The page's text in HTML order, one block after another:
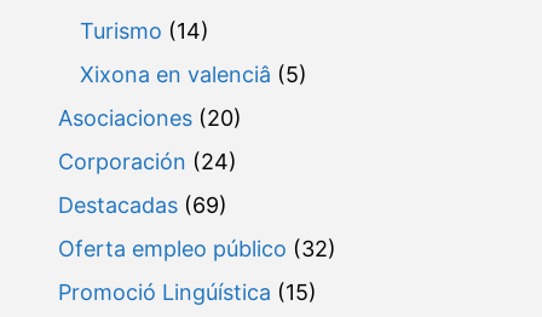
Turismo (14)
Xixona en valenciâ (5)
Asociaciones (20)
Corporación (24)
Destacadas (69)
Oferta empleo público (32)
Promoció Lingúística (15)